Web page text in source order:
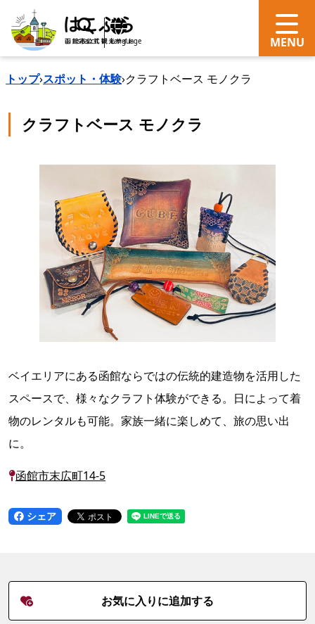
search Language
トップ›スポット・体験›クラフトベース モノクラ
クラフトベース モノクラ
ベイエリアにある函館ならではの伝統的建造物を活用した
スペースで、様々なクラフト体験ができる。日によって着
物のレンタルも可能。家族一緒に楽しめて、旅の思い出
に。
函館市末広町14-5
シェア
お気に入りに追加する